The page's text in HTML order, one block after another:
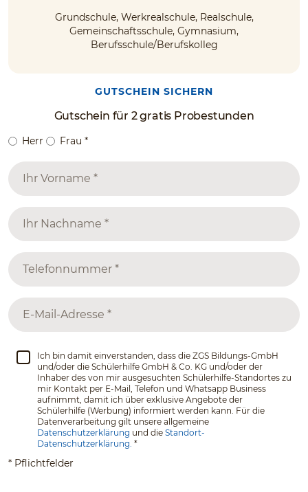
Grundschule, Werkrealschule, Realschule,
Gemeinschaftsschule, Gymnasium,
Berufsschule/Berufskolleg
GUTSCHEIN SICHERN
Gutschein für 2 gratis Probestunden
Herr Frau *
Ich bin damit einverstanden, dass die ZGS Bildungs-GmbH
und/oder die Schülerhilfe GmbH & Co. KG und/oder der
Inhaber des von mir ausgesuchten Schülerhilfe-Standortes zu
mir Kontakt per E-Mail, Telefon und Whatsapp Business
aufnimmt, damit ich über exklusive Angebote der
Schülerhilfe (Werbung) informiert werden kann. Für die
Datenverarbeitung gilt unsere allgemeine
Datenschutzerklärung und die Standort-
Datenschutzerklärung. *
* Pflichtfelder